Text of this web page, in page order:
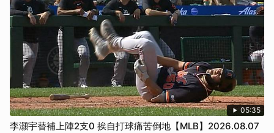
05:35
李灝宇替補上陣2支0 挨自打球痛苦倒地【MLB】2026.08.07